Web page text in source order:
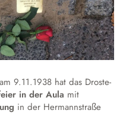
9.11.1938 hat das Droste-
in der Aula mit
in der Hermannstraße